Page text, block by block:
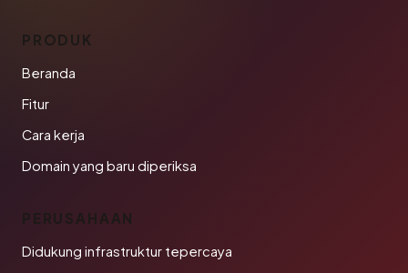
PRODUK
Beranda
Fitur
Cara kerja
Domain yang baru diperiksa
PERUSAHAAN
Didukung infrastruktur tepercaya